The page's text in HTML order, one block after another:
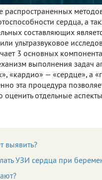
распространенных
сердца, а
составляющих
ультразвуковое
3 основных
выполнения задач
«кардио» — «сердце», а
эта процедура
оценить отдельные
выявить?
УЗИ сердца при